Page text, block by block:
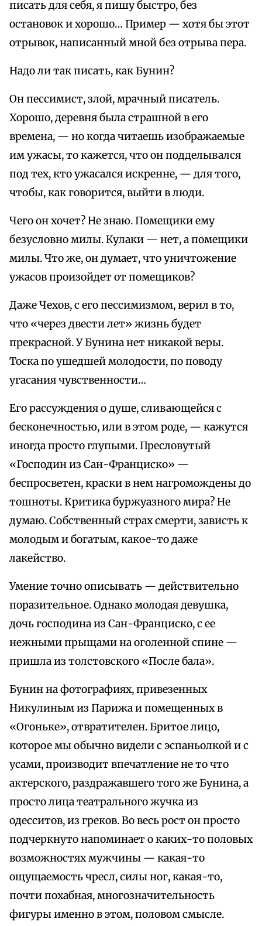
писать для себя, я пишу быстро, без
остановок и хорошо… Пример — хотя бы этот
отрывок, написанный мной без отрыва пера.
Надо ли так писать, как Бунин?
Он пессимист, злой, мрачный писатель.
Хорошо, деревня была страшной в его
времена, — но когда читаешь изображаемые
им ужасы, то кажется, что он подделывался
под тех, кто ужасался искренне, — для того,
чтобы, как говорится, выйти в люди.
Чего он хочет? Не знаю. Помещики ему
безусловно милы. Кулаки — нет, а помещики
милы. Что же, он думает, что уничтожение
ужасов произойдет от помещиков?
Даже Чехов, с его пессимизмом, верил в то,
что «через двести лет» жизнь будет
прекрасной. У Бунина нет никакой веры.
Тоска по ушедшей молодости, по поводу
угасания чувственности…
Его рассуждения о душе, сливающейся с
бесконечностью, или в этом роде, — кажутся
иногда просто глупыми. Пресловутый
«Господин из Сан-Франциско» —
беспросветен, краски в нем нагромождены до
тошноты. Критика буржуазного мира? Не
думаю. Собственный страх смерти, зависть к
молодым и богатым, какое-то даже
лакейство.
Умение точно описывать — действительно
поразительное. Однако молодая девушка,
дочь господина из Сан-Франциско, с ее
нежными прыщами на оголенной спине —
пришла из толстовского «После бала».
Бунин на фотографиях, привезенных
Никулиным из Парижа и помещенных в
«Огоньке», отвратителен. Бритое лицо,
которое мы обычно видели с эспаньолкой и с
усами, производит впечатление не то что
актерского, раздражавшего того же Бунина, а
просто лица театрального жучка из
одесситов, из греков. Во весь рост он просто
подчеркнуто напоминает о каких-то половых
возможностях мужчины — какая-то
ощущаемость чресл, силы ног, какая-то,
почти похабная, многозначительность
фигуры именно в этом, половом смысле.